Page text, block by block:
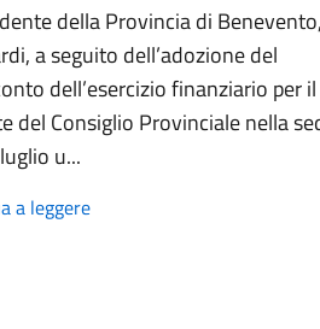
della Provincia di
a seguito dell’adozione del
dell’esercizio finanziario per
del Consiglio Provinciale nella
u...
a leggere